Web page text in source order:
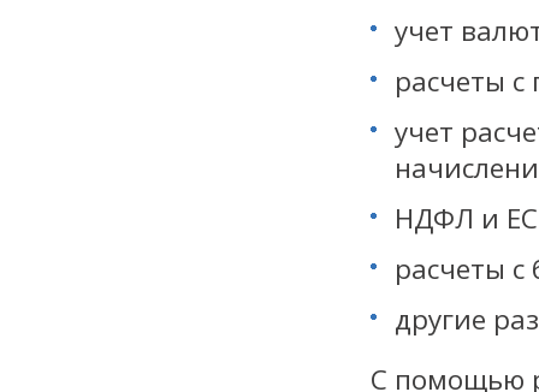
учет
расчеты
учет
НДФЛ и
расчеты
другие
С помощью